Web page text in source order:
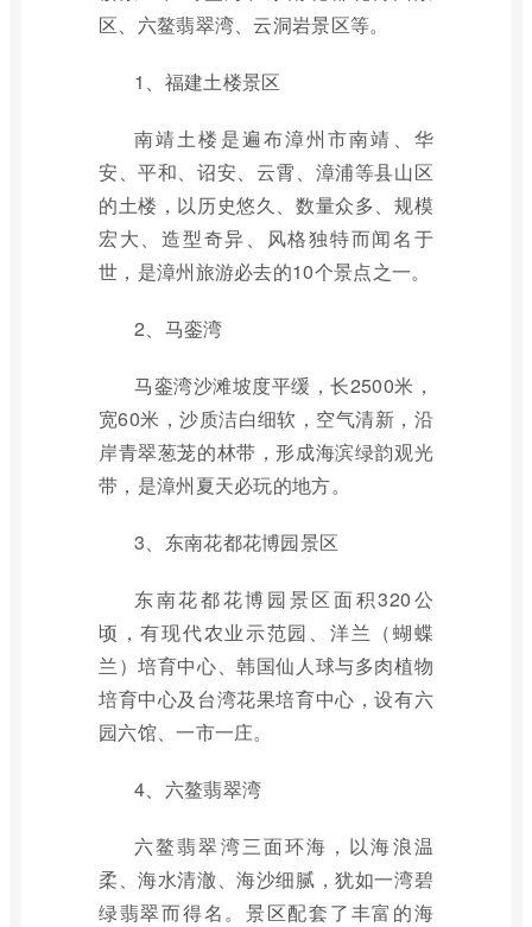
区、六鳌翡翠湾、云洞岩景区等。
1、福建土楼景区
南靖土楼是遍布漳州市南靖、华
安、平和、诏安、云霄、漳浦等县山区
的土楼，以历史悠久、数量众多、规模
宏大、造型奇异、风格独特而闻名于
世，是漳州旅游必去的10个景点之一。
2、马銮湾
马銮湾沙滩坡度平缓，长2500米，
宽60米，沙质洁白细软，空气清新，沿
岸青翠葱茏的林带，形成海滨绿韵观光
带，是漳州夏天必玩的地方。
3、东南花都花博园景区
东南花都花博园景区面积320公
顷，有现代农业示范园、洋兰（蝴蝶
兰）培育中心、韩国仙人球与多肉植物
培育中心及台湾花果培育中心，设有六
园六馆、一市一庄。
4、六鳌翡翠湾
六鳌翡翠湾三面环海，以海浪温
柔、海水清澈、海沙细腻，犹如一湾碧
绿翡翠而得名。景区配套了丰富的海